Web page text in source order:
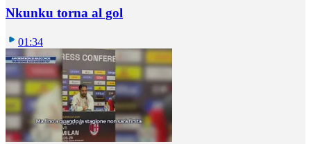
Nkunku torna al gol
01:34